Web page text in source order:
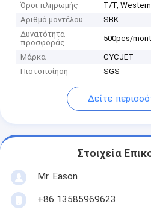
Όροι πληρωμής
T/T, Western
Αριθμό μοντέλου
SBK
Δυνατότητα
προσφοράς
500pcs/
Μάρκα
CYCJET
Πιστοποίηση
SGS
Δείτε
Στοιχεία
Mr. Eason
+86 13585969623